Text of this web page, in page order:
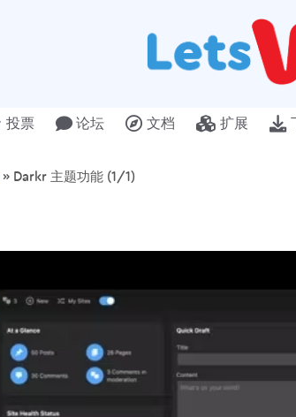
投票 论坛 文档 扩展
» Darkr 主题功能 (1/1)